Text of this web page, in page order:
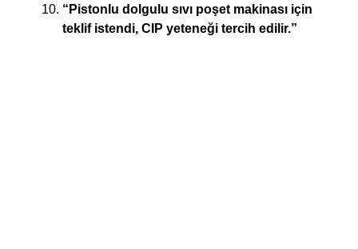
“Pistonlu dolgulu sıvı poşet makinası için
teklif istendi, CIP yeteneği tercih edilir.”